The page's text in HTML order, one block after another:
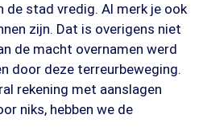
de stad vredig. Al merk je ook
zijn. Dat is overigens niet
de macht overnamen werd
door deze terreurbeweging.
rekening met aanslagen
niks, hebben we de